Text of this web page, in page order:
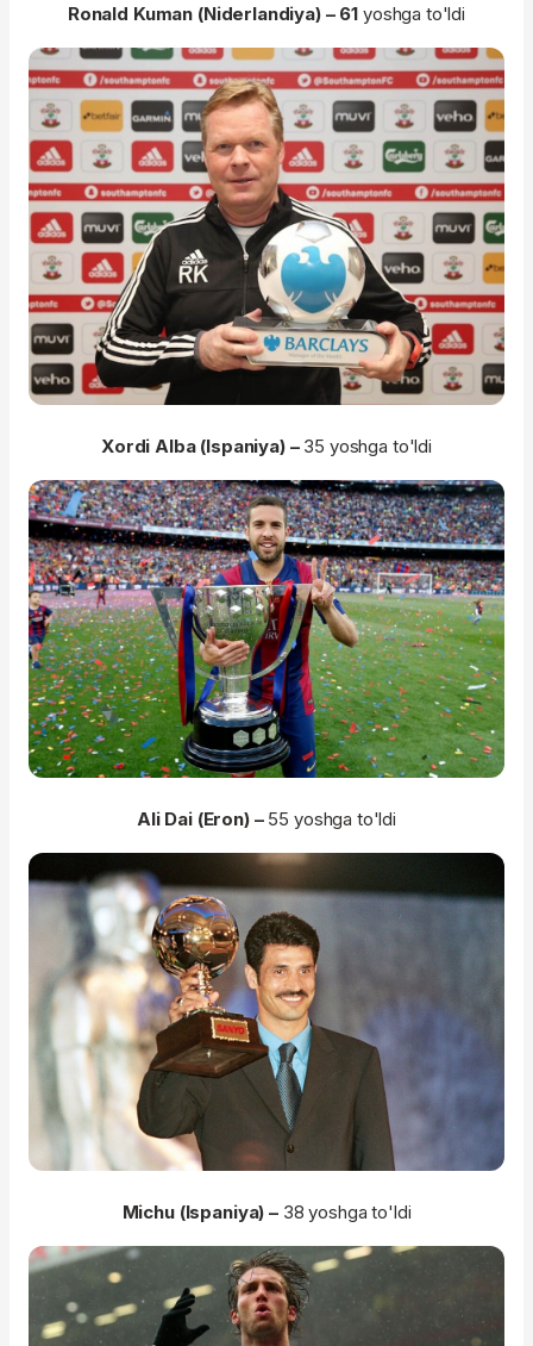
Ronald Kuman (Niderlandiya) – 61 yoshga to'ldi
Xordi Alba (Ispaniya) –35 yoshga to'ldi
Ali Dai (Eron) – 55 yoshga to'ldi
Michu (Ispaniya) – 38 yoshga to'ldi